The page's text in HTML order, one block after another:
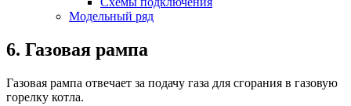
Модельный ряд
6. Газовая рампа
Газовая рампа отвечает за подачу газа для сгорания в газовую
горелку котла.